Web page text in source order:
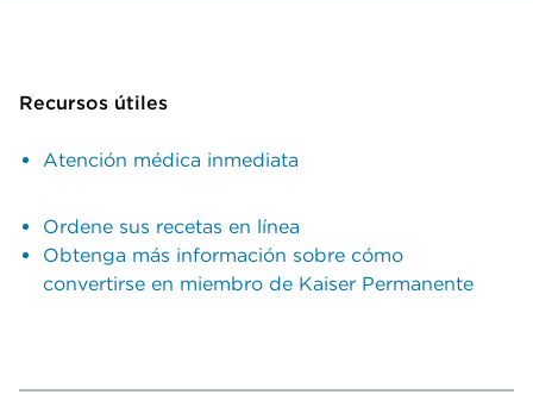
Recursos útiles
Atención médica inmediata
Ordene sus recetas en línea
Obtenga más información sobre cómo
convertirse en miembro de Kaiser Permanente